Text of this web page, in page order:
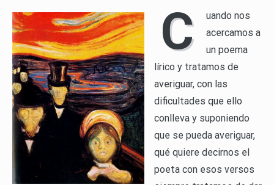
C
uando nos
acercamos a
un poema
lírico y tratamos de
averiguar, con las
dificultades que ello
conlleva y suponiendo
que se pueda averiguar,
qué quiere decirnos el
poeta con esos versos